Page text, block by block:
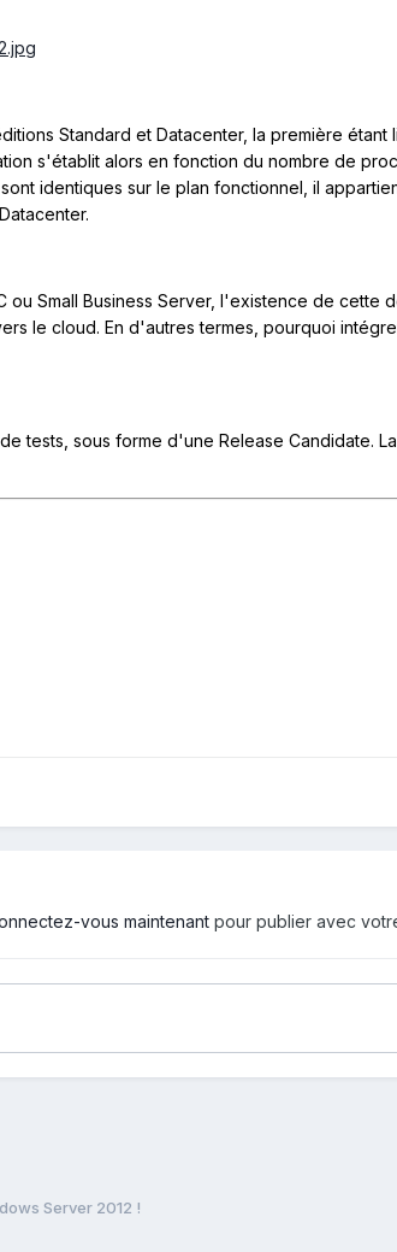
Standard et Datacenter, la première
s'établit alors en fonction du nombre de
identiques sur le plan fonctionnel, il
ou Small Business Server, l'existence de
le cloud. En d'autres termes, pourquoi
tests, sous forme d'une Release Candidate.
vous maintenant pour publier avec
Server 2012 !